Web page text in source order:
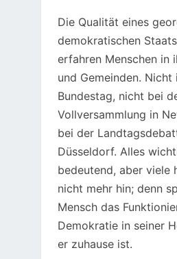
Die Qualität eines
demokratischen
erfahren Menschen in
und Gemeinden. Nicht
Bundestag, nicht bei
Vollversammlung in
bei der
Düsseldorf. Alles
bedeutend, aber viele
nicht mehr hin; denn
Mensch das
Demokratie in seiner
er zuhause ist.